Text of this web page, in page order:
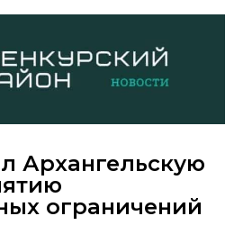
Архангельскую
ограничений